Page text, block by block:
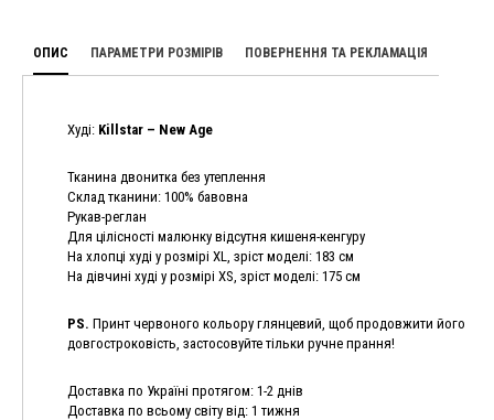
ОПИС ПАРАМЕТРИ РОЗМІРІВ ПОВЕРНЕННЯ ТА РЕКЛАМАЦІЯ
Худі: Killstar – New Age
Тканина двонитка без утеплення
Склад тканини: 100% бавовна
Рукав-реглан
Для цілісності малюнку відсутня кишеня-кенгуру
На хлопці худі у розмірі ХL, зріст моделі: 183 см
На дівчині худі у розмірі XS, зріст моделі: 175 см
PS. Принт червоного кольору глянцевий, щоб продовжити його
довгостроковість, застосовуйте тільки ручне прання!
Доставка по Україні протягом: 1-2 днів
Доставка по всьому світу від: 1 тижня